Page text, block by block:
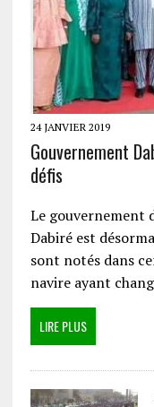
24 JANVIER 2019
Gouvernement
défis
Le gouvernement
Dabiré est
sont notés dans
navire ayant
LIRE PLUS